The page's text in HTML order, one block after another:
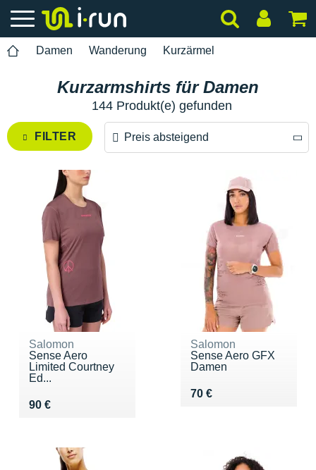
Damen Wanderung Kurzärmel
Kurzarmshirts für Damen
144 Produkt(e) gefunden
FILTER Preis absteigend
Salomon
Sense Aero
Limited Courtney
Ed...
90 €
Vendu 90 €
Salomon
Sense Aero GFX
Damen
70 €
Vendu 70 €